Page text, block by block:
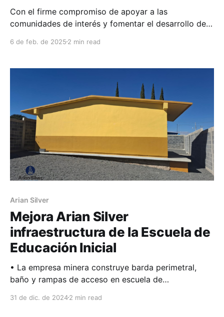
Con el firme compromiso de apoyar a las
comunidades de interés y fomentar el desarrollo de
ha llevado a cabo una importante obra en la Escuela
ciento por ciento realizada por Arian Silver, tiene
6 de feb. de 2025 2 min read
Arian Silver
Mejora Arian Silver
infraestructura de la Escuela de
Educación Inicial
• La empresa minera construye barda perimetral,
baño y rampas de acceso en escuela de
las comunidades de interés y fomentar el desarrollo
31 de dic. de 20242 min read